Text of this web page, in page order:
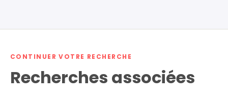
CONTINUER VOTRE RECHERCHE
Recherches associées